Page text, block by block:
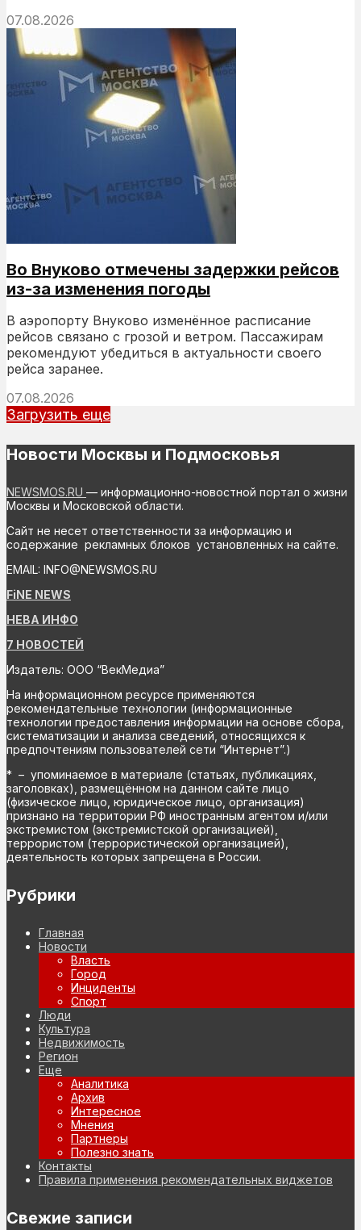
07.08.2026
Во Внуково отмечены задержки рейсов
из-за изменения погоды
В аэропорту Внуково изменённое расписание
рейсов связано с грозой и ветром. Пассажирам
рекомендуют убедиться в актуальности своего
рейса заранее.
07.08.2026
Загрузить еще
Новости Москвы и Подмосковья
NEWSMOS.RU — информационно-новостной портал о жизни
Москвы и Московской области.
Сайт не несет ответственности за информацию и
содержание рекламных блоков установленных на сайте.
EMAIL: INFO@NEWSMOS.RU
FiNE NEWS
НЕВА ИНФО
7 НОВОСТЕЙ
Издатель: ООО “ВекМедиа”
На информационном ресурсе применяются
рекомендательные технологии (информационные
технологии предоставления информации на основе сбора,
систематизации и анализа сведений, относящихся к
предпочтениям пользователей сети “Интернет”.)
* – упоминаемое в материале (статьях, публикациях,
заголовках), размещённом на данном сайте лицо
(физическое лицо, юридическое лицо, организация)
признано на территории РФ иностранным агентом и/или
экстремистом (экстремистской организацией),
террористом (террористической организацией),
деятельность которых запрещена в России.
Рубрики
Главная
Новости
Власть
Город
Инциденты
Спорт
Люди
Культура
Недвижимость
Регион
Еще
Аналитика
Архив
Интересное
Мнения
Партнеры
Полезно знать
Контакты
Правила применения рекомендательных виджетов
Свежие записи